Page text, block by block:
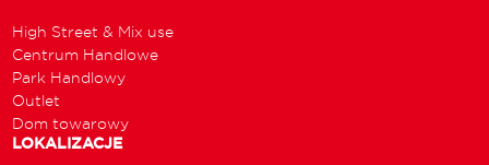
High Street & Mix use
Centrum Handlowe
Park Handlowy
Outlet
Dom towarowy
LOKALIZACJE